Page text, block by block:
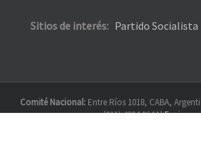
Sitios de interés: Partido Socialista
Comité Nacional: Entre Ríos 1018, CABA,
(011) 4304 0644 |Enviar